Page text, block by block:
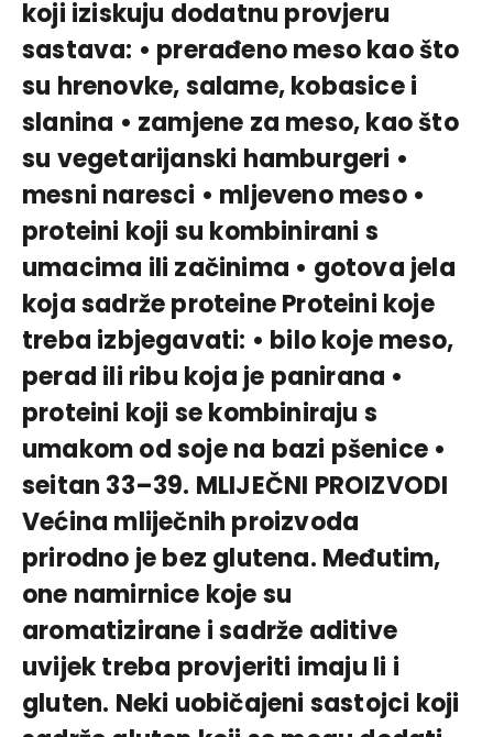
koji iziskuju dodatnu provjeru
sastava: • prerađeno meso kao što
su hrenovke, salame, kobasice i
slanina • zamjene za meso, kao što
su vegetarijanski hamburgeri •
mesni naresci • mljeveno meso •
proteini koji su kombinirani s
umacima ili začinima • gotova jela
koja sadrže proteine Proteini koje
treba izbjegavati: • bilo koje meso,
perad ili ribu koja je panirana •
proteini koji se kombiniraju s
umakom od soje na bazi pšenice •
seitan 33–39. MLIJEČNI PROIZVODI
Većina mliječnih proizvoda
prirodno je bez glutena. Međutim,
one namirnice koje su
aromatizirane i sadrže aditive
uvijek treba provjeriti imaju li i
gluten. Neki uobičajeni sastojci koji